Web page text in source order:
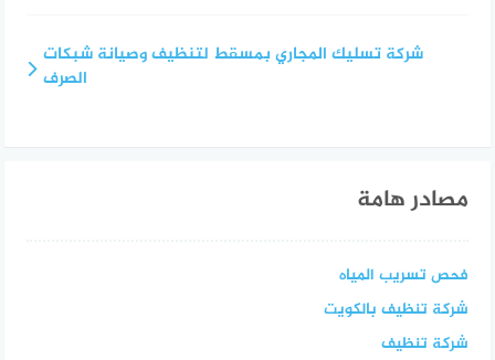
شركة تسليك المجاري بمسقط لتنظيف وصيانة شبكات
الصرف
مصادر هامة
فحص تسريب المياه
شركة تنظيف بالكويت
شركة تنظيف